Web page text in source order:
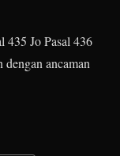
435 Jo Pasal 436
ancaman